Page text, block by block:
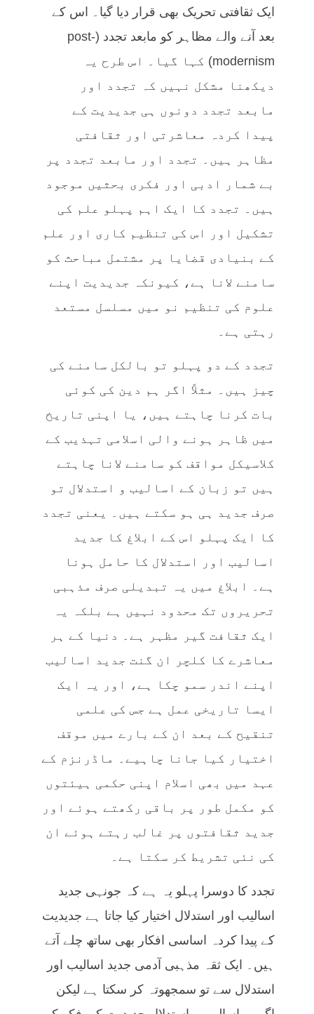
ایک ثقافتی تحریک بھی قرار دیا گیا۔ اس کے
بعد آنے والے مظاہر کو مابعد تجدد (post-
modernism) کہا گیا۔ اس طرح یہ
دیکھنا مشکل نہیں کہ تجدد اور
مابعد تجدد دونوں ہی جدیدیت کے
پیدا کردہ معاشرتی اور ثقافتی
مظاہر ہیں۔ تجدد اور مابعد تجدد پر
بے شمار ادبی اور فکری بحثیں موجود
ہیں۔ تجدد کا ایک اہم پہلو علم کی
تشکیل اور اس کی تنظیم کاری اور علم
کے بنیادی قضایا پر مشتمل مباحث کو
سامنے لانا ہے، کیونکہ جدیدیت اپنے
علوم کی تنظیم نو میں مسلسل مستعد
رہتی ہے۔
تجدد کے دو پہلو تو بالکل سامنے کی
چیز ہیں۔ مثلاً اگر ہم دین کی کوئی
بات کرنا چاہتے ہیں، یا اپنی تاریخ
میں ظاہر ہونے والی اسلامی تہذیب کے
کلاسیکل مواقف کو سامنے لانا چاہتے
ہیں تو زبان کے اسالیب و استدلال تو
صرف جدید ہی ہو سکتے ہیں۔ یعنی تجدد
کا ایک پہلو اس کے ابلاغ کا جدید
اسالیب اور استدلال کا حامل ہونا
ہے۔ ابلاغ میں یہ تبدیلی صرف مذہبی
تحریروں تک محدود نہیں ہے بلکہ یہ
ایک ثقافت گیر مظہر ہے۔ دنیا کے ہر
معاشرے کا کلچر ان گنت جدید اسالیب
اپنے اندر سمو چکا ہے، اور یہ ایک
ایسا تاریخی عمل ہے جس کی علمی
تنقیح کے بعد ان کے بارے میں موقف
اختیار کیا جانا چاہیے۔ ماڈرنزم کے
عہد میں بھی اسلام اپنی حکمی ہیئتوں
کو مکمل طور پر باقی رکھتے ہوئے اور
جدید ثقافتوں پر غالب رہتے ہوئے ان
کی نئی تشریط کر سکتا ہے۔
تجدد کا دوسرا پہلو یہ ہے کہ جونہی جدید
اسالیب اور استدلال اختیار کیا جاتا ہے جدیدیت
کے پیدا کردہ اساسی افکار بھی ساتھ چلے آتے
ہیں۔ ایک ثقہ مذہبی آدمی جدید اسالیب اور
استدلال سے تو سمجھوتہ کر سکتا ہے لیکن